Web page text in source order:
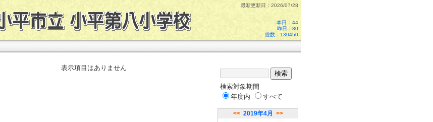
最新更新日：2026/07/28
本日： 44
昨日：80
総数：130450
表示項目はありません
検索対象期間
年度内
すべて
<< 2019年4月 >>